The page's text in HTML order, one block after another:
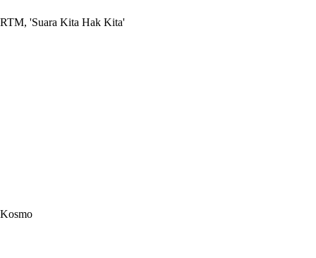
RTM, 'Suara Kita Hak Kita'
Kosmo